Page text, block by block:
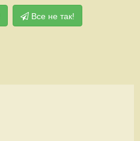
Все не так!